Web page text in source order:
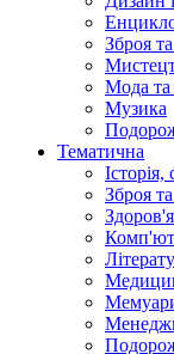
Зброя
Мода та
Музика
Тематична
Історія,
Зброя
Мемуари